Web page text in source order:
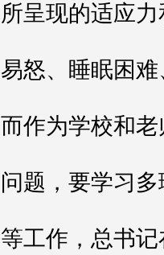
所呈现的适应
易怒、睡眠困
而作为学校和
问题，要学习
等工作，总书